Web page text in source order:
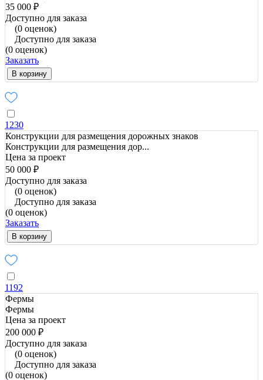
35 000 ₽
Доступно для заказа
(0 оценок)
Доступно для заказа
(0 оценок)
Заказать
В корзину
1230
Конструкции для размещения дорожных знаков
Конструкции для размещения дор...
Цена за проект
50 000 ₽
Доступно для заказа
(0 оценок)
Доступно для заказа
(0 оценок)
Заказать
В корзину
1192
Фермы
Фермы
Цена за проект
200 000 ₽
Доступно для заказа
(0 оценок)
Доступно для заказа
(0 оценок)